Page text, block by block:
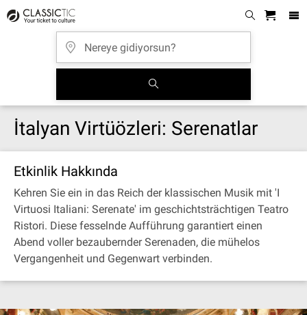
İtalyan Virtüözleri: Serenatlar
Etkinlik Hakkında
Kehren Sie ein in das Reich der klassischen Musik mit 'I
Virtuosi Italiani: Serenate' im geschichtsträchtigen Teatro
Ristori. Diese fesselnde Aufführung garantiert einen
Abend voller bezaubernder Serenaden, die mühelos
Vergangenheit und Gegenwart verbinden.